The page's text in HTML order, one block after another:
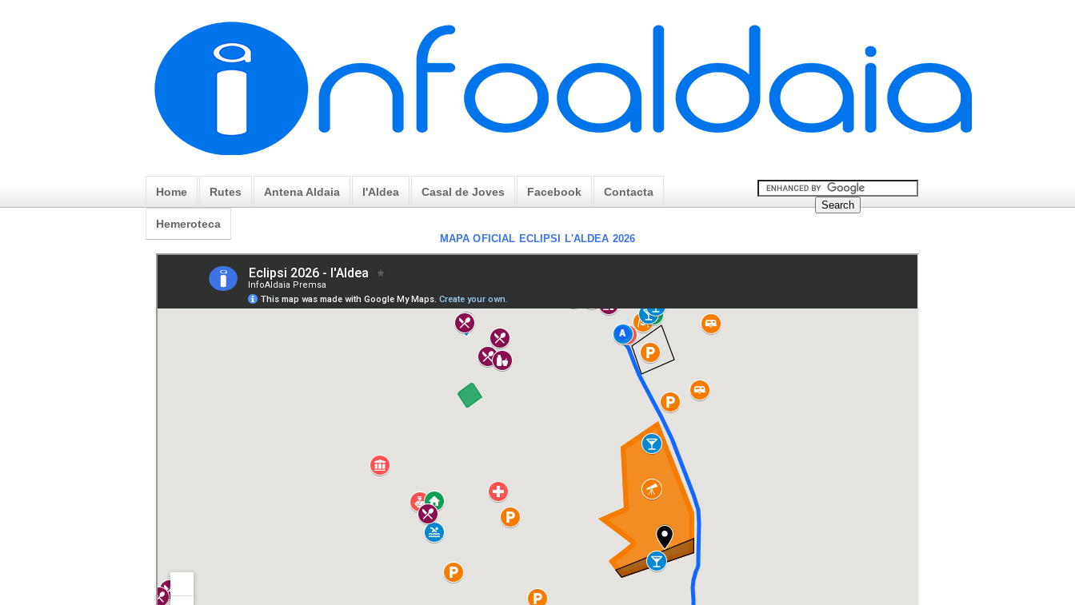
Home Rutes Antena Aldaia l'Aldea Casal de Joves Facebook Contacta
Hemeroteca
MAPA OFICIAL ECLIPSI L'ALDEA 2026